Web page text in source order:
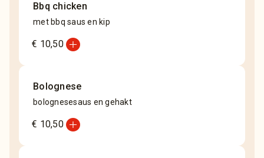
Bbq chicken
met bbq saus en kip
€ 10,50add_circle
Bolognese
bolognesesaus en gehakt
€ 10,50add_circle